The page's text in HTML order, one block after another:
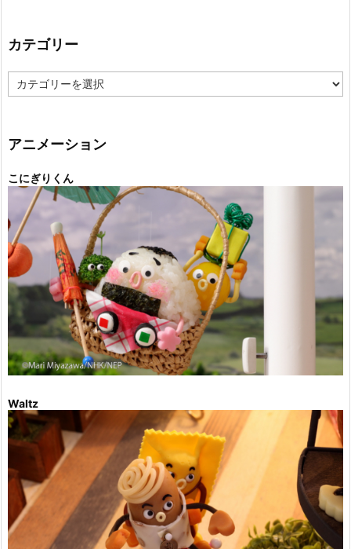
カテゴリー
テ
ー
アニメーション
こにぎりくん
Waltz